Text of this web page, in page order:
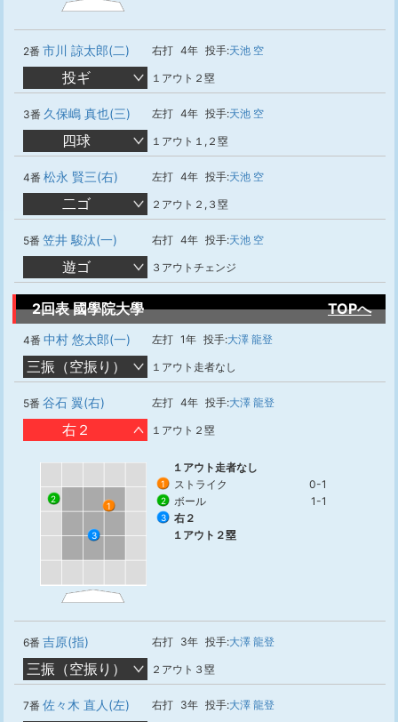
2番 市川 諒太郎(二) 右打 4年 投手:天池 空
投ギ １アウト２塁
3番 久保嶋 真也(三) 左打 4年 投手:天池 空
四球 １アウト１,２塁
4番 松永 賢三(右) 左打 4年 投手:天池 空
二ゴ ２アウト２,３塁
5番 笠井 駿汰(一) 右打 4年 投手:天池 空
遊ゴ ３アウトチェンジ
2回表 國學院大學 TOPへ
4番 中村 悠太郎(一) 左打 1年 投手:大澤 龍登
三振（空振り） １アウト走者なし
5番 谷石 翼(右) 左打 4年 投手:大澤 龍登
右２ １アウト２塁
1
2
3
１アウト走者なし
1 ストライク 0-1
2 ボール 1-1
3
右２
１アウト２塁
6番 吉原(指) 右打 3年 投手:大澤 龍登
三振（空振り） ２アウト３塁
7番 佐々木 直人(左) 右打 3年 投手:大澤 龍登